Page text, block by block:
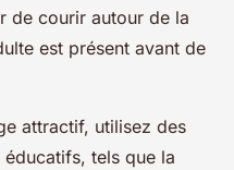
de courir autour de la
est présent avant de
attractif, utilisez des
éducatifs, tels que la